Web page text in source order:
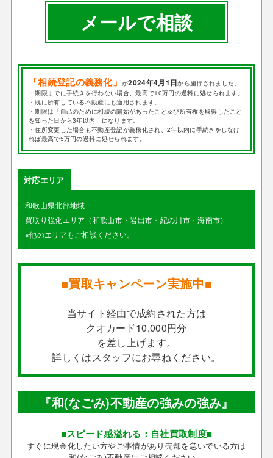
メールで相談
「相続登記の義務化」が2024年4月1日から施行されました。
・期限までに手続きを行わない場合、最高で10万円の過料に処せられます。
・既に所有している不動産にも適用されます。
・期限は「自己のために相続の開始があったこと及び所有権を取得したこと
を知った日から3年以内」になります。
・住所変更した場合も不動産登記が義務化され、2年以内に手続きをしなけ
れば最高で5万円の過料に処せられます。
対応エリア
和歌山県北部地域
買取り強化エリア（和歌山市・岩出市・紀の川市・海南市）
※他のエリアもご相談ください。
■買取キャンペーン実施中■
当サイト経由で成約された方は
クオカード10,000円分
を差し上げます。
詳しくはスタッフにお尋ねください。
『和(なごみ)不動産の強みの強み』
■スピード感溢れる：自社買取制度■
すぐに現金化したい方やご事情があり売却を急いでいる方は